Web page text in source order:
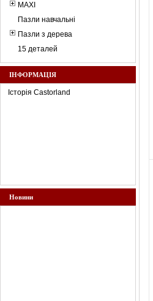
MAXI
Пазли навчальні
Пазли з дерева
15 деталей
ІНФОРМАЦІЯ
Історія Castorland
Новини